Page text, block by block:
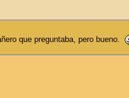
que preguntaba, pero bueno.